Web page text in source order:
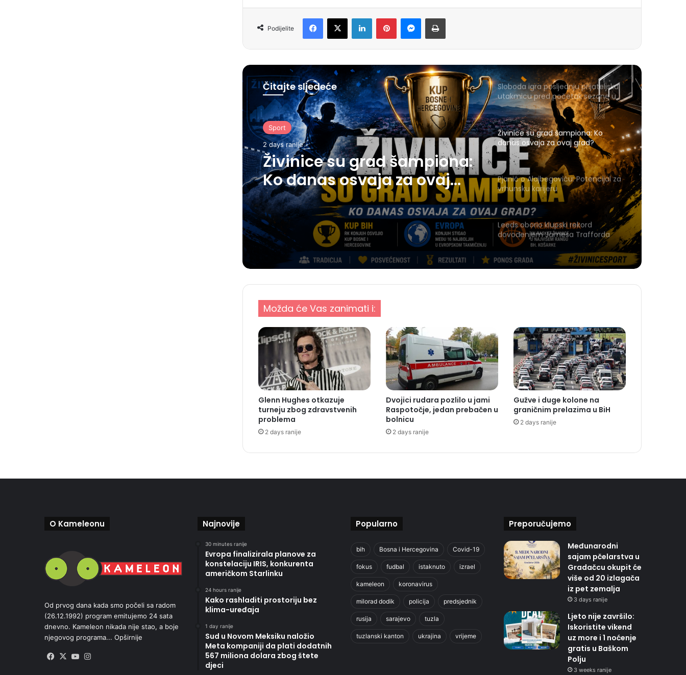
Podijelite
Čitajte sljedeće
Sport
2 days ranije
Živinice su grad šampiona:
Ko danas osvaja za ovaj
grad?
Sloboda igra posljednju prijateljsku
utakmicu pred početak sezone u
Gračanici
Živinice su grad šampiona: Ko
danas osvaja za ovaj grad?
Pjanić o Alajbegoviću: Potencijal za
vrhunsku karijeru
Leeds oborio klupski rekord
dovođenjem Jamesa Trafforda
Možda će Vas zanimati i:
Glenn Hughes otkazuje
turneju zbog zdravstvenih
problema
2 days ranije
Dvojici rudara pozlilo u jami
Raspotočje, jedan prebačen u
bolnicu
2 days ranije
Gužve i duge kolone na
graničnim prelazima u BiH
2 days ranije
O Kameleonu
Od prvog dana kada smo počeli sa radom
(26.12.1992) program emitujemo 24 sata
dnevno. Kameleon nikada nije stao, a boje
njegovog programa... Opširnije
Facebook
X YouTube
Najnovije
30 minutes ranije
Evropa finalizirala planove za
konstelaciju IRIS, konkurenta
američkom Starlinku
24 hours ranije
Kako rashladiti prostoriju bez
klima-uređaja
1 day ranije
Sud u Novom Meksiku naložio
Meta kompaniji da plati dodatnih
567 miliona dolara zbog štete
djeci
Popularno
bih Bosna i Hercegovina Covid-19
fokus fudbal istaknuto izrael
kameleon koronavirus
milorad dodik policija predsjednik
rusija sarajevo tuzla
tuzlanski kanton ukrajina vrijeme
Preporučujemo
Međunarodni
sajam pčelarstva u
Gradačcu okupit će
više od 20 izlagača
iz pet zemalja
3 days ranije
Ljeto nije završilo:
Iskoristite vikend
uz more i 1 noćenje
gratis u Baškom
Polju
3 weeks ranije